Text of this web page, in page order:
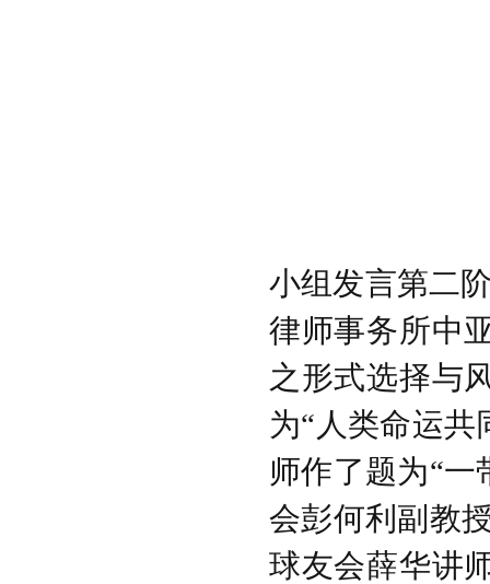
小组发言第二
律师事务所中
之形式选择与
为“人类命运
师作了题为“
会彭何利副教
球友会薛华讲